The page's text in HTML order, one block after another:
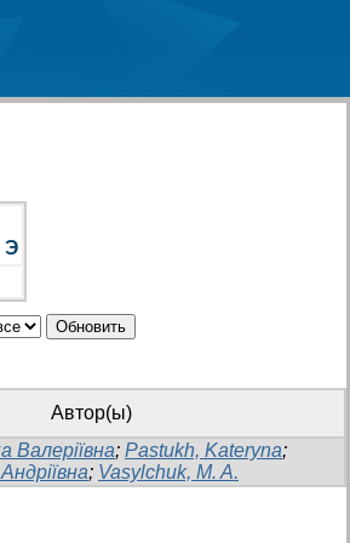
Э
Автор(ы)
Валеріївна; Pastukh, Kateryna;
; Vasylchuk, M. A.